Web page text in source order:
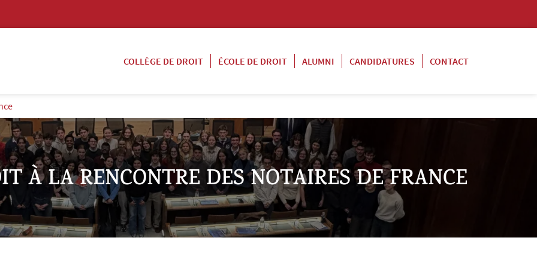
COLLÈGE DE DROIT
ÉCOLE DE DROIT ALUMNI CANDIDATURES CONTACT
À LA RENCONTRE DES NOTAIRES DE FRANCE